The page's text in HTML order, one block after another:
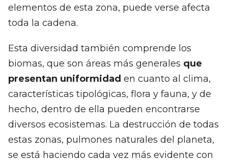
elementos de esta zona, puede verse afecta
toda la cadena.
Esta diversidad también comprende los
biomas, que son áreas más generales que
presentan uniformidad en cuanto al clima,
características tipológicas, flora y fauna, y de
hecho, dentro de ella pueden encontrarse
diversos ecosistemas. La destrucción de todas
estas zonas, pulmones naturales del planeta,
se está haciendo cada vez más evidente con